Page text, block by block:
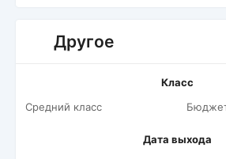
Другое
Класс
Средний класс
Дата выхода